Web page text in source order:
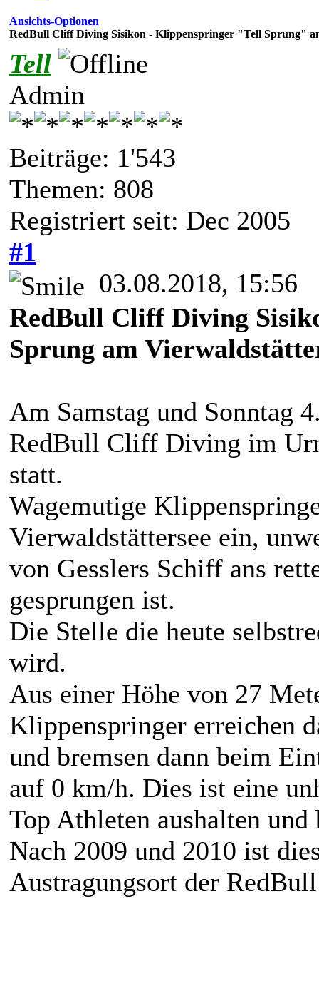
Ansichts-Optionen
RedBull Cliff Diving Sisikon - Klippenspringer "Tell Sprung"
Tell
Admin
Beiträge: 1'543
Themen: 808
Registriert seit: Dec 2005
#1
03.08.2018, 15:56
RedBull Cliff Diving
Sprung am
Am Samstag und Sonntag
RedBull Cliff Diving im
statt.
Wagemutige
Vierwaldstättersee ein,
von Gesslers Schiff ans
gesprungen ist.
Die Stelle die heute
wird.
Aus einer Höhe von 27
Klippenspringer erreichen
und bremsen dann beim
auf 0 km/h. Dies ist eine
Top Athleten aushalten und
Nach 2009 und 2010 ist
Austragungsort der